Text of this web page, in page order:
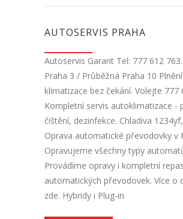
AUTOSERVIS PRAHA
Autoservis Garant Tel: 777 612
Praha 3 / Průběžná Praha 10 Plnění
klimatizace bez čekání. Volejte 777
Kompletní servis autoklimatizace -
čištění, dezinfekce. Chladiva
Oprava automatické převodovky v
Opravujeme všechny typy
Provádíme opravy i kompletní
automatických převodovek. Více o
zde. Hybridy i Plug-in